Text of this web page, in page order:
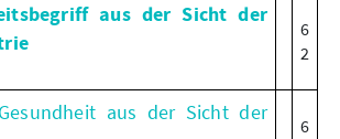
aus der Sicht der
6
2
aus der Sicht der
6